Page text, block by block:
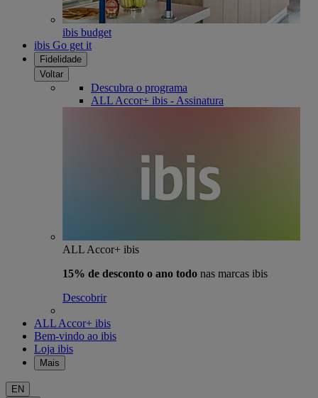
ibis budget
ibis Go get it
Fidelidade
Voltar
Descubra o programa
ALL Accor+ ibis - Assinatura
ALL Accor+ ibis
15% de desconto o ano todo nas marcas ibis
Descobrir
ALL Accor+ ibis
Bem-vindo ao ibis
Loja ibis
Mais
EN